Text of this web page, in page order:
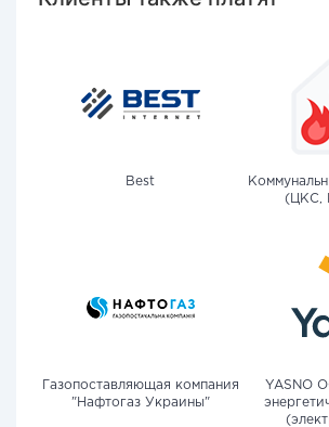
Best
(ЦКС,
Газопоставляющая компания
"Нафтогаз Украины"
YASNO